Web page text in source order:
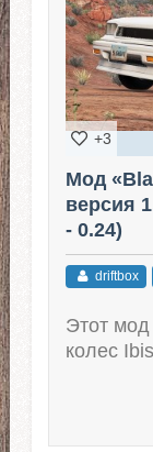
+3
Мод
версия
- 0.24)
driftbox
Этот
колес